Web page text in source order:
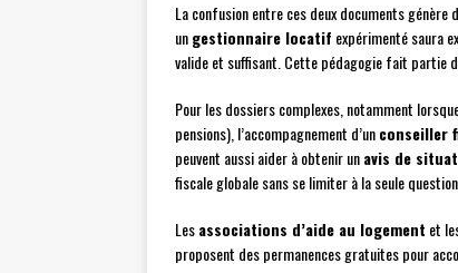
La confusion entre ces deux documents
ungestionnaire locatif expérimenté saura
valide et suffisant. Cette pédagogie fait partie
Pour les dossiers complexes, notamment
pensions), l’accompagnement d’unconseiller
peuvent aussi aider à obtenir unavis de
fiscale globale sans se limiter à la seule
Lesassociations d’aide au logement et
proposent des permanences gratuites pour